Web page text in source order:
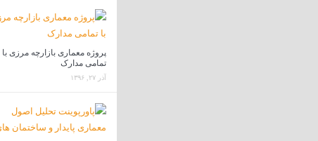
پروژه معماری بازارچه مرزی با
تمامی مدارک
آذر ۲۷, ۱۳۹۶